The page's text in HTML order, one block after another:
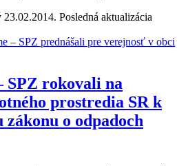
Posledná aktualizácia
– SPZ prednášali pre verejnosť v obci
SPZ rokovali na
prostredia SR k
o odpadoch